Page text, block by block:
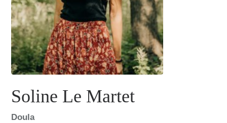
Soline Le Martet
Doula